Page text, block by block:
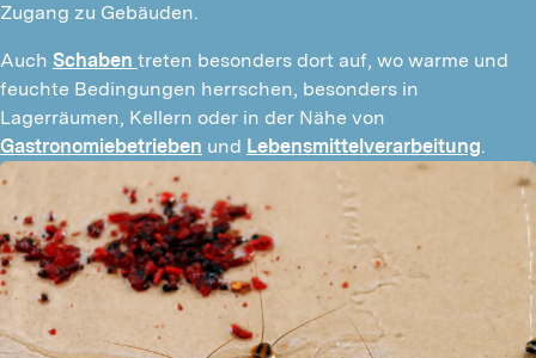
Zugang zu Gebäuden.
Auch Schaben treten besonders dort auf, wo warme und
feuchte Bedingungen herrschen, besonders in
Gastronomiebetrieben und Lebensmittelverarbeitung.